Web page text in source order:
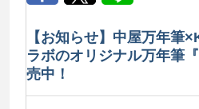
【お知らせ】中屋万年筆
ラボのオリジナル万年筆
売中！